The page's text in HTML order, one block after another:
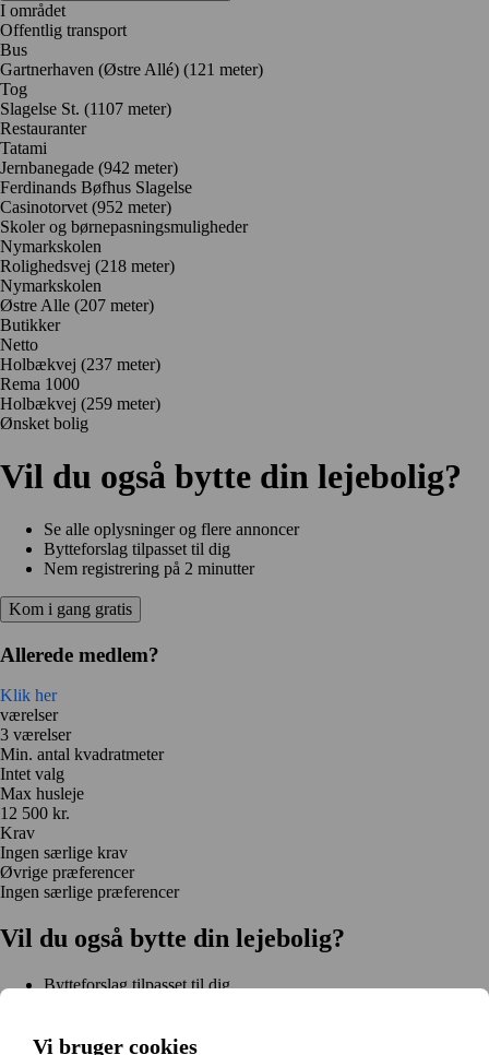
Vi bruger cookies
I området
Offentlig transport
Bus
Gartnerhaven (Østre Allé) (121 meter)
Tog
Slagelse St. (1107 meter)
Restauranter
Tatami
Jernbanegade (942 meter)
Ferdinands Bøfhus Slagelse
Casinotorvet (952 meter)
Skoler og børnepasningsmuligheder
Nymarkskolen
Rolighedsvej (218 meter)
Nymarkskolen
Østre Alle (207 meter)
Butikker
Netto
Holbækvej (237 meter)
Rema 1000
Holbækvej (259 meter)
Ønsket bolig
Vil du også bytte din lejebolig?
Se alle oplysninger og flere annoncer
Bytteforslag tilpasset til dig
Nem registrering på 2 minutter
Kom i gang gratis
Allerede medlem?
Klik her
værelser
3 værelser
Min. antal kvadratmeter
Intet valg
Max husleje
12 500 kr.
Krav
Ingen særlige krav
Øvrige præferencer
Ingen særlige præferencer
Vil du også bytte din lejebolig?
Bytteforslag tilpasset til dig